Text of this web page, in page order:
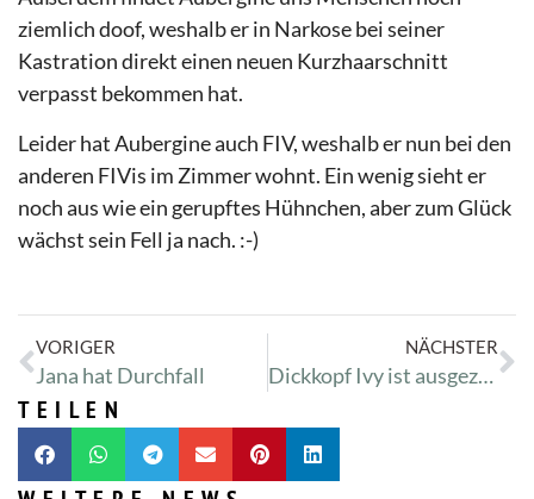
ziemlich doof, weshalb er in Narkose bei seiner
Kastration direkt einen neuen Kurzhaarschnitt
verpasst bekommen hat.
Leider hat Aubergine auch FIV, weshalb er nun bei den
anderen FIVis im Zimmer wohnt. Ein wenig sieht er
noch aus wie ein gerupftes Hühnchen, aber zum Glück
wächst sein Fell ja nach. :-)
VORIGER
Jana hat Durchfall
NÄCHSTER
Dickkopf Ivy ist ausgezogen!
TEILEN